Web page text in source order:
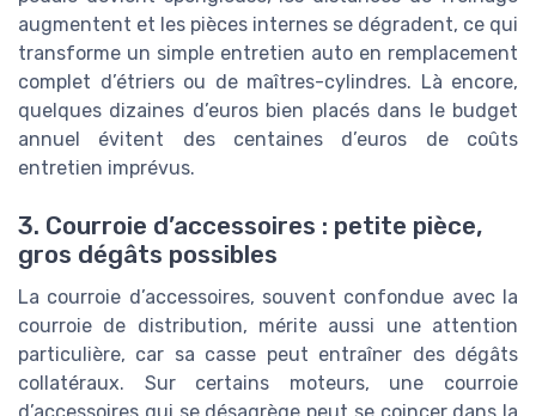
augmentent et les pièces internes se dégradent, ce qui
transforme un simple entretien auto en remplacement
complet d’étriers ou de maîtres-cylindres. Là encore,
quelques dizaines d’euros bien placés dans le budget
annuel évitent des centaines d’euros de coûts
entretien imprévus.
3. Courroie d’accessoires : petite pièce,
gros dégâts possibles
La courroie d’accessoires, souvent confondue avec la
courroie de distribution, mérite aussi une attention
particulière, car sa casse peut entraîner des dégâts
collatéraux. Sur certains moteurs, une courroie